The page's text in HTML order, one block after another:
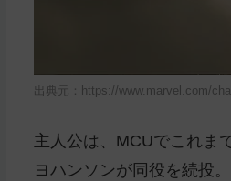
出典元：https://www.marvel.com/
主人公は、MCUでこれま
ヨハンソンが同役を続投。